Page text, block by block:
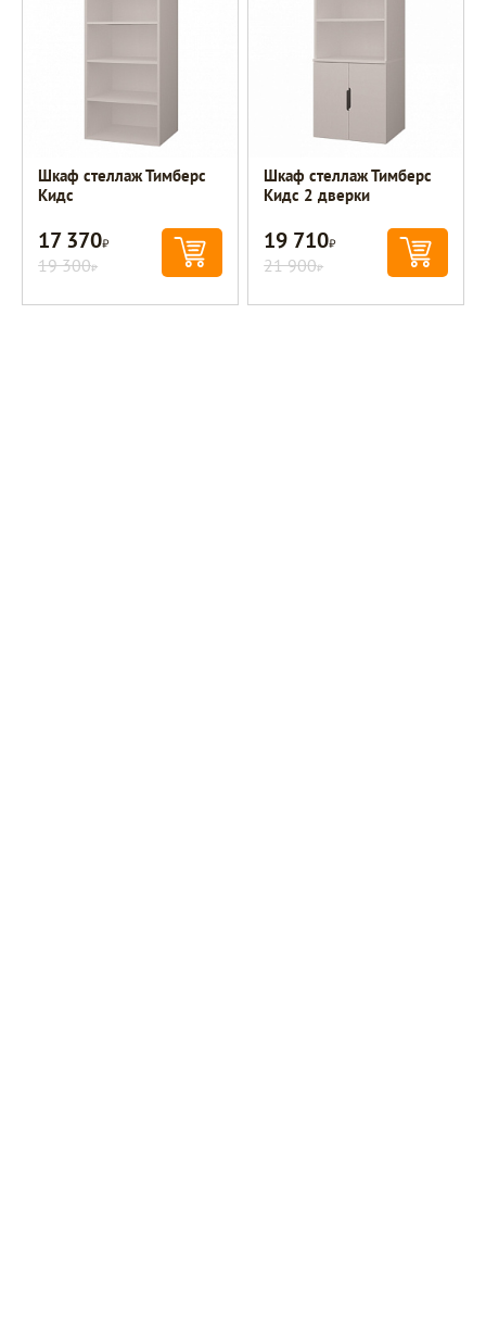
Шкаф стеллаж Тимберс
Кидс
17 370Р
19 300Р
Шкаф стеллаж Тимберс
Кидс 2 дверки
19 710Р
21 900Р